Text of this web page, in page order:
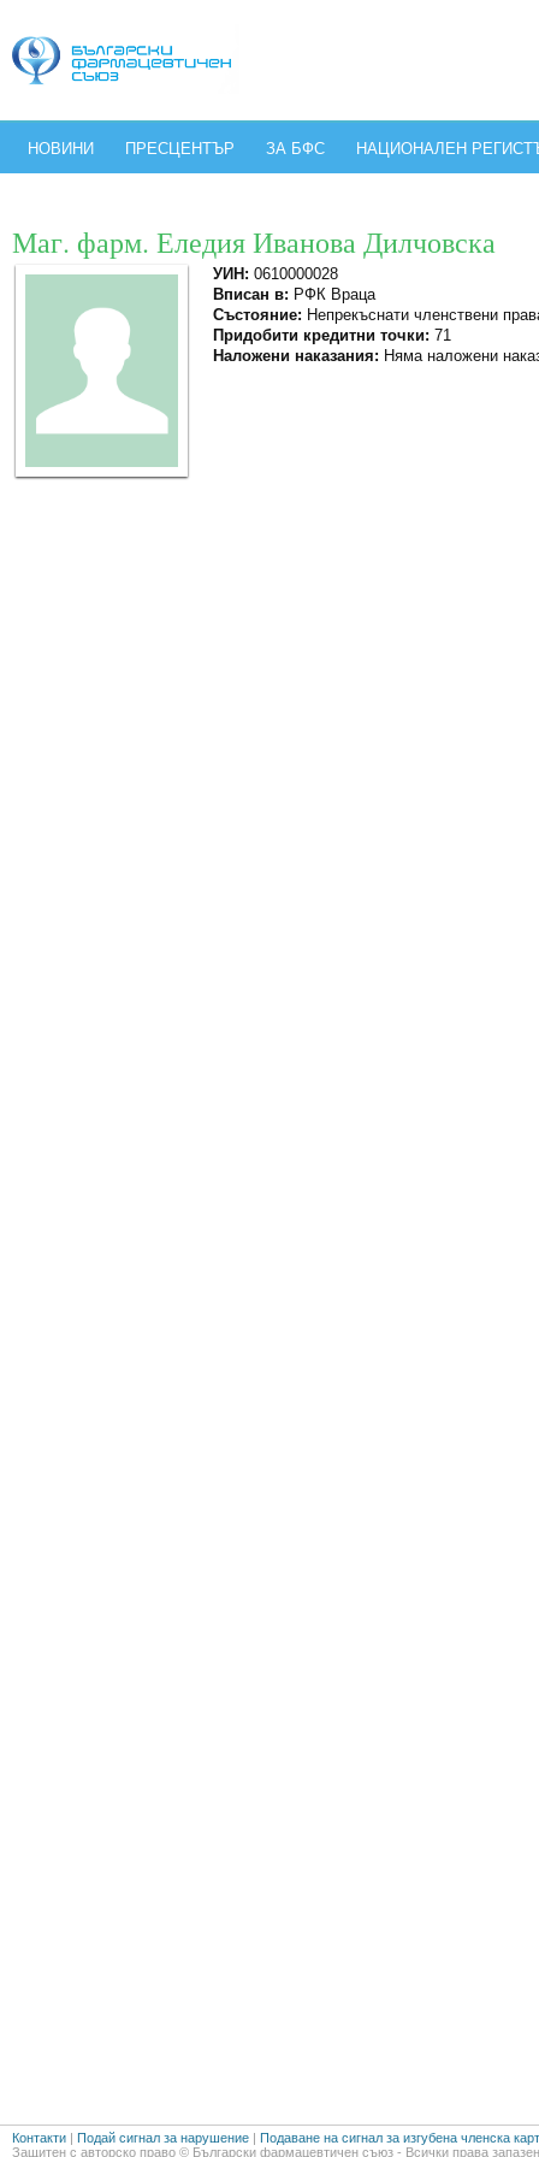
НОВИНИ ПРЕСЦЕНТЪР ЗА БФС НАЦИОНАЛЕН
Маг. фарм. Еледия Иванова Дилчовска
УИН: 0610000028
Вписан в: РФК Враца
Състояние: Непрекъснати членствени
Придобити кредитни точки: 71
Наложени наказания: Няма наложени
Контакти | Подай сигнал за нарушение | Подаване на сигнал за изгубена членска
Защитен с авторско право © Български фармацевтичен съюз - Всички права